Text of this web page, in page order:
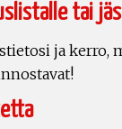
tai
ja kerro,